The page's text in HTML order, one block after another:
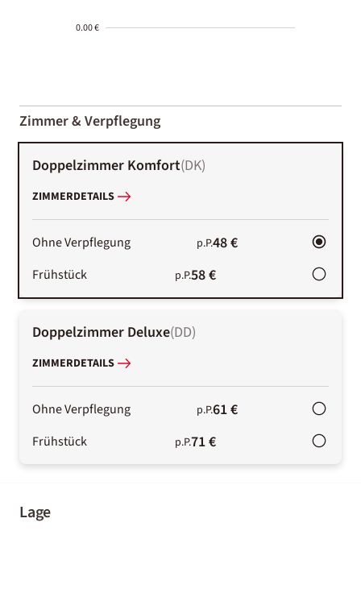
0.00 €
01-02
Zimmer & Verpflegung
Doppelzimmer Komfort(DK)
ZIMMERDETAILS
Ohne Verpflegung p.P.48 €
Frühstück p.P.58 €
Doppelzimmer Deluxe(DD)
ZIMMERDETAILS
Ohne Verpflegung p.P.61 €
Frühstück p.P.71 €
Lage